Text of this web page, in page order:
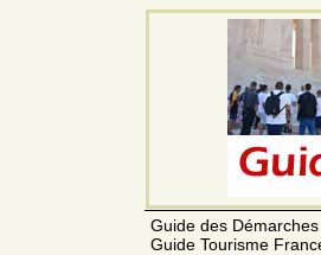
Guide des
Guide Tourisme